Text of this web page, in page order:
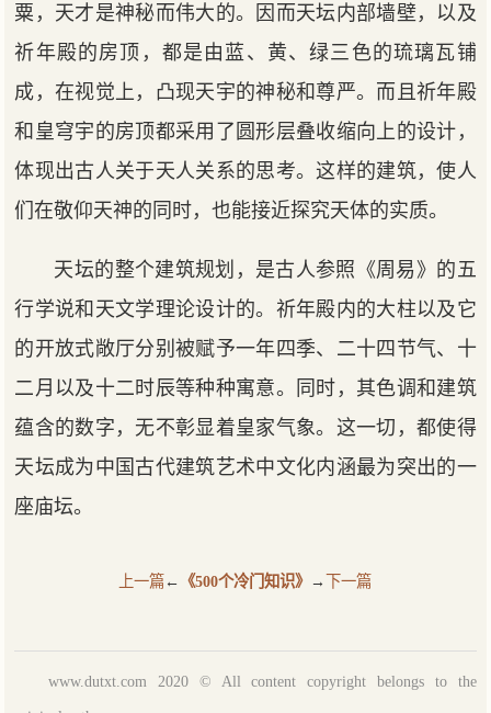
粟，天才是神秘而伟大的。因而天坛内部墙壁，以及
祈年殿的房顶，都是由蓝、黄、绿三色的琉璃瓦铺
成，在视觉上，凸现天宇的神秘和尊严。而且祈年殿
和皇穹宇的房顶都采用了圆形层叠收缩向上的设计，
体现出古人关于天人关系的思考。这样的建筑，使人
们在敬仰天神的同时，也能接近探究天体的实质。
天坛的整个建筑规划，是古人参照《周易》的五
行学说和天文学理论设计的。祈年殿内的大柱以及它
的开放式敞厅分别被赋予一年四季、二十四节气、十
二月以及十二时辰等种种寓意。同时，其色调和建筑
蕴含的数字，无不彰显着皇家气象。这一切，都使得
天坛成为中国古代建筑艺术中文化内涵最为突出的一
座庙坛。
上一篇 ← 《500个冷门知识》 → 下一篇
www.dutxt.com 2020 © All content copyright belongs to the